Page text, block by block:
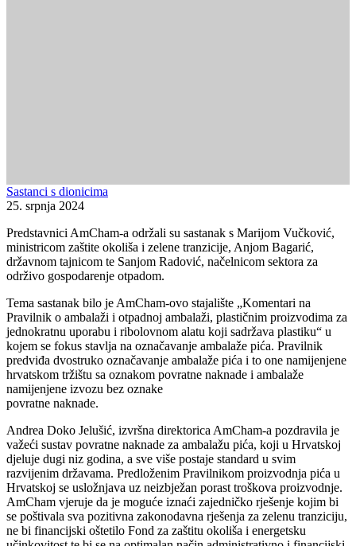
Sastanci s dionicima
25. srpnja 2024
Predstavnici AmCham-a održali su sastanak s Marijom Vučković,
ministricom zaštite okoliša i zelene tranzicije, Anjom Bagarić,
državnom tajnicom te Sanjom Radović, načelnicom sektora za
održivo gospodarenje otpadom.
Tema sastanak bilo je AmCham-ovo stajalište „Komentari na
Pravilnik o ambalaži i otpadnoj ambalaži, plastičnim proizvodima za
jednokratnu uporabu i ribolovnom alatu koji sadržava plastiku“ u
kojem se fokus stavlja na označavanje ambalaže pića. Pravilnik
predviđa dvostruko označavanje ambalaže pića i to one namijenjene
hrvatskom tržištu sa oznakom povratne naknade i ambalaže
namijenjene izvozu bez oznake
povratne naknade.
Andrea Doko Jelušić, izvršna direktorica AmCham-a pozdravila je
važeći sustav povratne naknade za ambalažu pića, koji u Hrvatskoj
djeluje dugi niz godina, a sve više postaje standard u svim
razvijenim državama. Predloženim Pravilnikom proizvodnja pića u
Hrvatskoj se usložnjava uz neizbježan porast troškova proizvodnje.
AmCham vjeruje da je moguće iznaći zajedničko rješenje kojim bi
se poštivala sva pozitivna zakonodavna rješenja za zelenu tranziciju,
ne bi financijski oštetilo Fond za zaštitu okoliša i energetsku